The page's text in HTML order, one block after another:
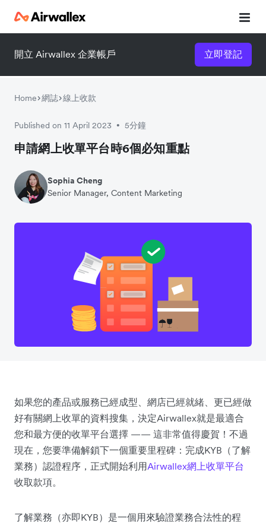
開立 Airwallex 企業帳戶 立即登記
Home 網誌 線上收款
Published on 11 April 2023 • 5分鐘
申請網上收單平台時6個必知重點
Sophia Cheng
Senior Manager, Content Marketing
如果您的產品或服務已經成型、網店已經就緒、更已經做
好有關網上收單的資料搜集，決定Airwallex就是最適合
您和最方便的收單平台選擇 —— 這非常值得慶賀！不過
現在，您要準備解鎖下一個重要里程碑：完成KYB（了解
業務）認證程序，正式開始利用Airwallex網上收單平台
收取款項。
了解業務（亦即KYB）是一個用來驗證業務合法性的程
立即觀看 3 分鐘體驗短片
請填寫資料以觀體驗短片：